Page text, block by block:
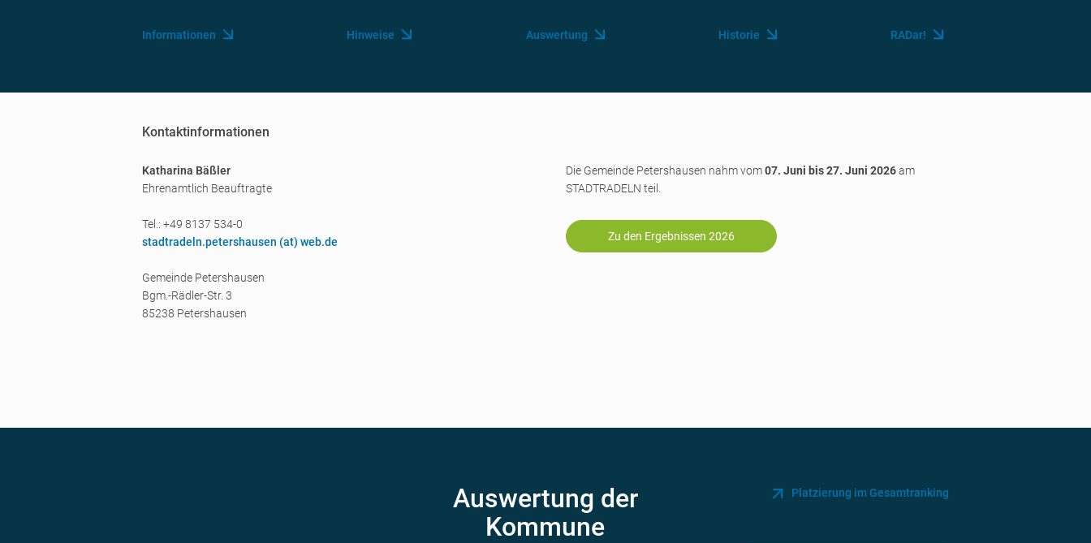
Informationen Hinweise Auswertung Historie RADar!
Kontaktinformationen
Katharina Bäßler
Ehrenamtlich Beauftragte
Tel.: +49 8137 534-0
stadtradeln.petershausen (at) web.de
Gemeinde Petershausen
Bgm.-Rädler-Str. 3
85238 Petershausen
Die Gemeinde Petershausen nahm vom07. Juni bis 27. Juni 2026am
STADTRADELN teil.
Zu den Ergebnissen 2026
Auswertung der
Kommune
Platzierung im Gesamtranking